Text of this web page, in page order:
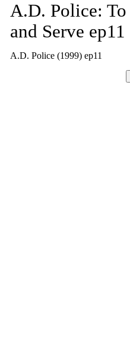
A.D. Police: To
and Serve ep11
A.D. Police (1999) ep11